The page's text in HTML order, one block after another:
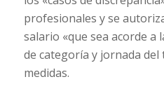
profesionales y se
salario «que sea acorde a
de categoría y jornada
medidas.